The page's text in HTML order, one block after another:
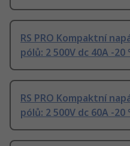
RS PRO Kompaktní
pólů: 2 500V dc 40A -20
RS PRO Kompaktní
pólů: 2 500V dc 60A -20